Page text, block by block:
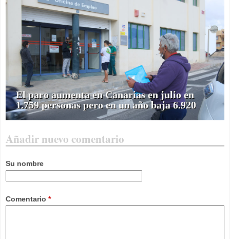
El paro aumenta en Canarias en julio en
1.759 personas pero en un año baja 6.920
Añadir nuevo comentario
Su nombre
Comentario *